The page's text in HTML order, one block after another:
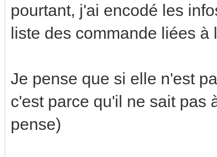
pourtant, j'ai encodé les
liste des commande liées à
Je pense que si elle n'est
c'est parce qu'il ne sait pas
pense)